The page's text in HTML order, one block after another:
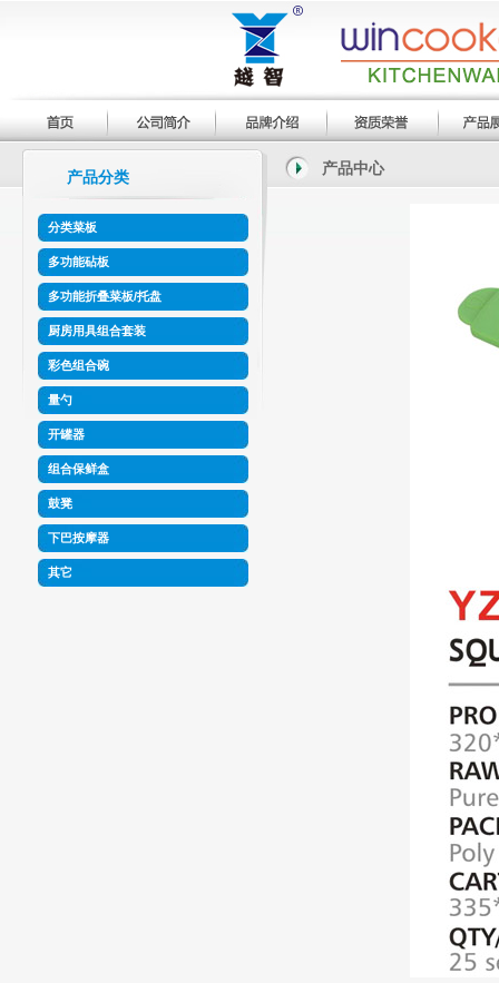
产品分类
分类菜板
多功能砧板
多功能折叠菜板/托盘
厨房用具组合套装
彩色组合碗
量勺
开罐器
组合保鲜盒
鼓凳
下巴按摩器
其它
产品中心